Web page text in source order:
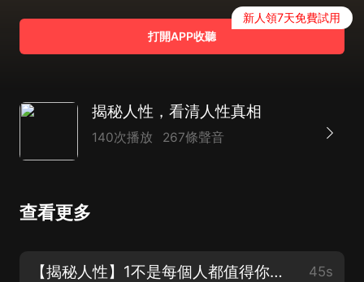
打開APP收聽
新人領7天免費試用
揭秘人性，看清人性真相
140次播放 267條聲音
查看更多
【揭秘人性】1不是每個人都值得你對他善良 45s